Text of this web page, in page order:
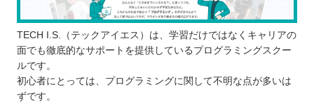
クール5選
アーテック自考力キッズ
アーテックエジソンアカデミー
manalgo（まなるご）
TECH I.S.（テックアイエス）は、学習だけではなくキャリアの
面でも徹底的なサポートを提供しているプログラミングスクー
ルです。
初心者にとっては、プログラミングに関して不明な点が多いは
ずです。